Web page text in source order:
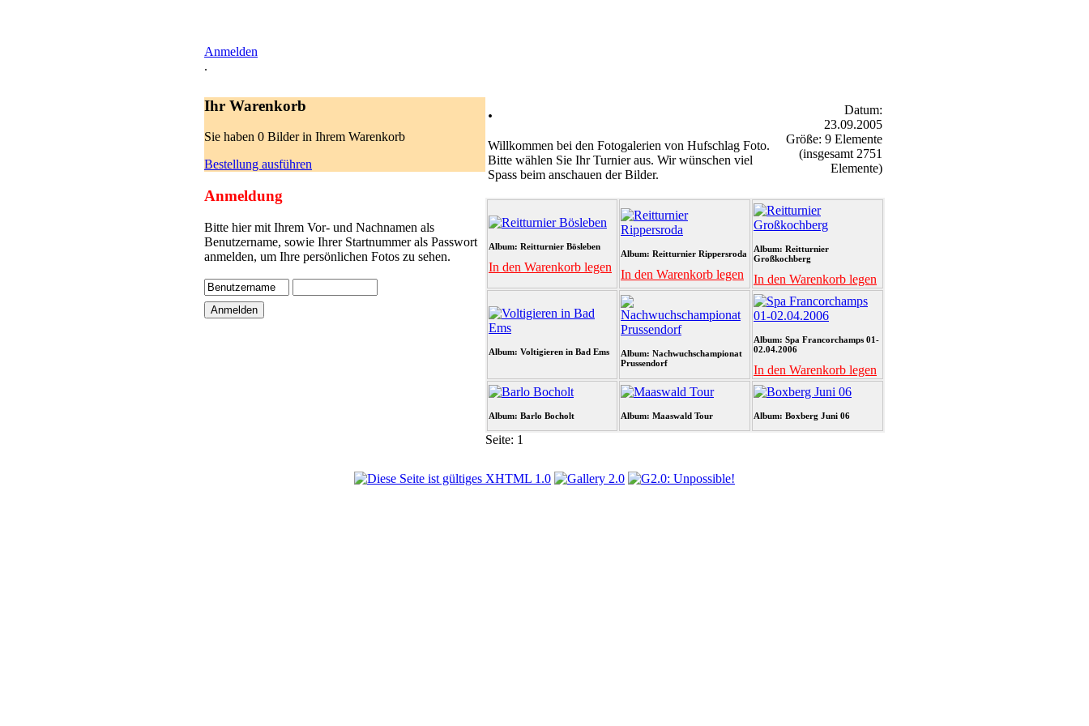
Anmelden
.
Ihr Warenkorb
Sie haben 0 Bilder in Ihrem Warenkorb
Bestellung ausführen
Anmeldung
Bitte hier mit Ihrem Vor- und Nachnamen als
Benutzername, sowie Ihrer Startnummer als Passwort
anmelden, um Ihre persönlichen Fotos zu sehen.
.
Willkommen bei den Fotogalerien von Hufschlag Foto.
Bitte wählen Sie Ihr Turnier aus. Wir wünschen viel
Spass beim anschauen der Bilder.
Datum:
23.09.2005
Größe: 9 Elemente
(insgesamt 2751
Elemente)
Album: Reitturnier Bösleben
In den Warenkorb legen
Album: Reitturnier Rippersroda
In den Warenkorb legen
Album: Reitturnier
Großkochberg
In den Warenkorb legen
Album: Voltigieren in Bad Ems
Album: Nachwuchschampionat
Prussendorf
Album: Spa Francorchamps 01-
02.04.2006
In den Warenkorb legen
Album: Barlo Bocholt Album: Maaswald Tour Album: Boxberg Juni 06
Seite: 1